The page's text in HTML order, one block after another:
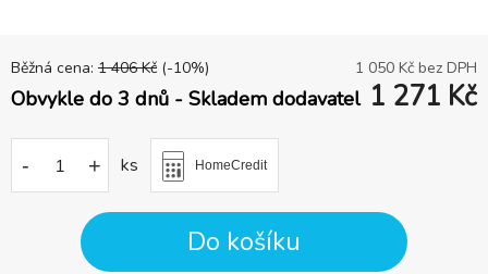
Běžná cena: 1 406 Kč (-10%) 1 050 Kč bez DPH
Obvykle do 3 dnů - Skladem dodavatel 1 271 Kč
- + ks HomeCredit
Do košíku